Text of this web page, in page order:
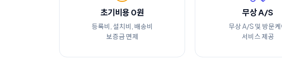
초기비용 0원
등록비, 설치비, 배송비
보증금 면제
무상 A/S
무상 A/S 및 방문케
서비스 제공